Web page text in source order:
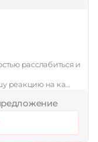
расслабиться и
реакцию на ка…